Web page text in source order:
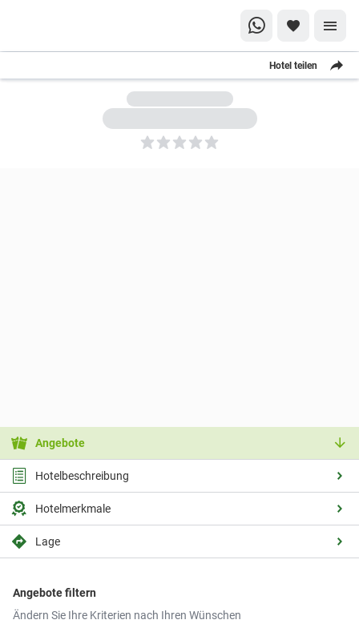
Hotel teilen
5
Angebote
Hotelbeschreibung
Hotelmerkmale
Lage
Angebote filtern
Ändern Sie Ihre Kriterien nach Ihren Wünschen